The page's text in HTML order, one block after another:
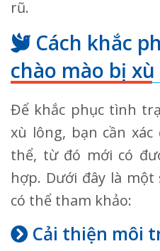
rũ.
Cách khắc
chào mào bị
Để khắc phục tình
xù lông, bạn cần
thể, từ đó mới có
hợp. Dưới đây là
có thể tham khảo:
Cải thiện môi